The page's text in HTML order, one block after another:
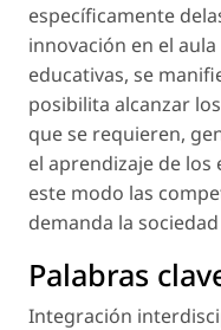
específicamente
innovación en el
educativas, se
posibilita alcanzar
que se requieren,
el aprendizaje de
este modo las
demanda la
Palabras
Integración